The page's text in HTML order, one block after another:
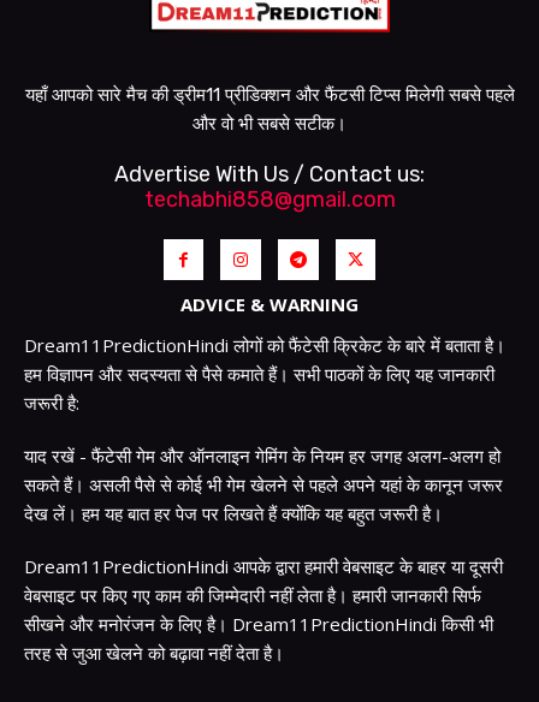
यहाँ आपको सारे मैच की ड्रीम11 प्रीडिक्शन और फैंटसी टिप्स मिलेगी सबसे पहले
और वो भी सबसे सटीक।
Advertise With Us / Contact us:
techabhi858@gmail.com
ADVICE & WARNING
Dream11PredictionHindi लोगों को फैंटेसी क्रिकेट के बारे में बताता है।
हम विज्ञापन और सदस्यता से पैसे कमाते हैं। सभी पाठकों के लिए यह जानकारी
जरूरी है:
याद रखें - फैंटेसी गेम और ऑनलाइन गेमिंग के नियम हर जगह अलग-अलग हो
सकते हैं। असली पैसे से कोई भी गेम खेलने से पहले अपने यहां के कानून जरूर
देख लें। हम यह बात हर पेज पर लिखते हैं क्योंकि यह बहुत जरूरी है।
Dream11PredictionHindi आपके द्वारा हमारी वेबसाइट के बाहर या दूसरी
वेबसाइट पर किए गए काम की जिम्मेदारी नहीं लेता है। हमारी जानकारी सिर्फ
सीखने और मनोरंजन के लिए है। Dream11PredictionHindi किसी भी
तरह से जुआ खेलने को बढ़ावा नहीं देता है।